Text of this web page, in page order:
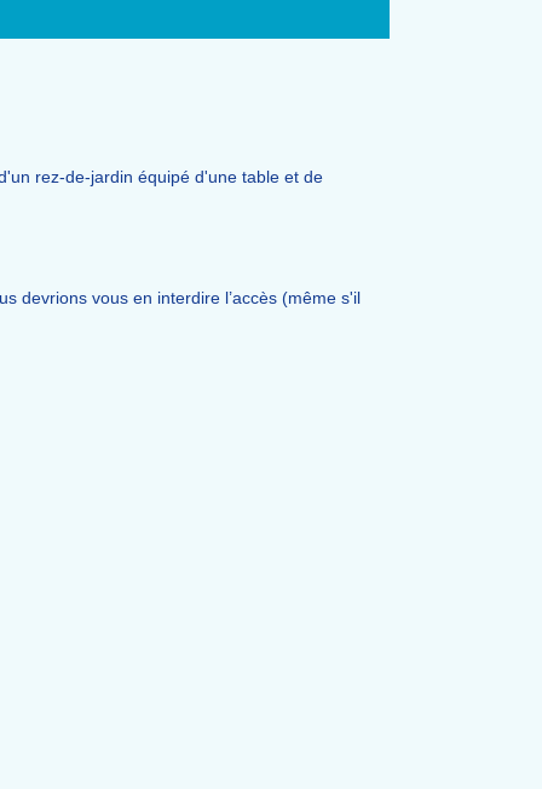
rez-de-jardin équipé d'une table et de
devrions vous en interdire l’accès (même s'il